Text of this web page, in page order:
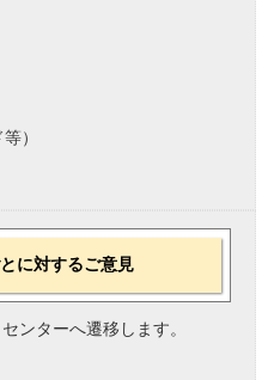
）
に対するご意見
ンターへ遷移します。